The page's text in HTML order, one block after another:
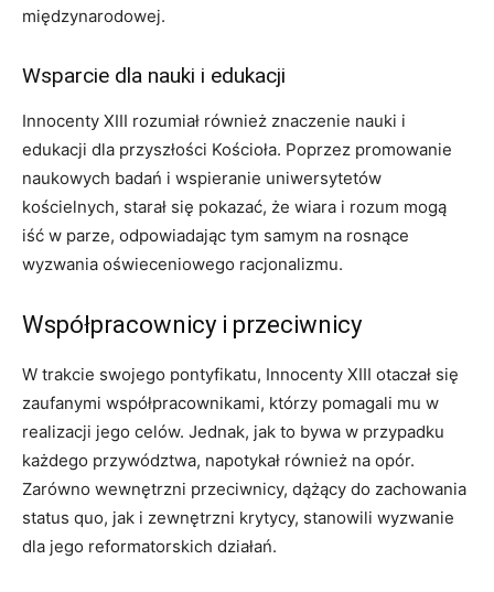
międzynarodowej.
Wsparcie dla nauki i edukacji
Innocenty XIII rozumiał również znaczenie nauki i
edukacji dla przyszłości Kościoła. Poprzez promowanie
naukowych badań i wspieranie uniwersytetów
kościelnych, starał się pokazać, że wiara i rozum mogą
iść w parze, odpowiadając tym samym na rosnące
wyzwania oświeceniowego racjonalizmu.
Współpracownicy i przeciwnicy
W trakcie swojego pontyfikatu, Innocenty XIII otaczał się
zaufanymi współpracownikami, którzy pomagali mu w
realizacji jego celów. Jednak, jak to bywa w przypadku
każdego przywództwa, napotykał również na opór.
Zarówno wewnętrzni przeciwnicy, dążący do zachowania
status quo, jak i zewnętrzni krytycy, stanowili wyzwanie
dla jego reformatorskich działań.